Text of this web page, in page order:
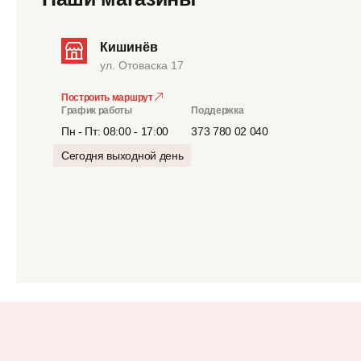
Кишинёв
ул. Отоваска 17
Построить маршрут
График работы
Пн - Пт: 08:00 - 17:00
Сегодня выходной день
Поддержка
373 780 02 040